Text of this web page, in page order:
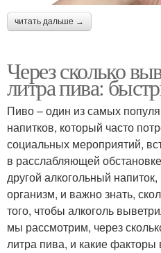
читать дальше →
Через сколько
литра пива:
Пиво – один из самых
напитков, который часто
социальных мероприятий,
в расслабляющей
другой алкогольный
организм, и важно знать,
того, чтобы алкоголь
мы рассмотрим, через
литра пива, и какие факторы